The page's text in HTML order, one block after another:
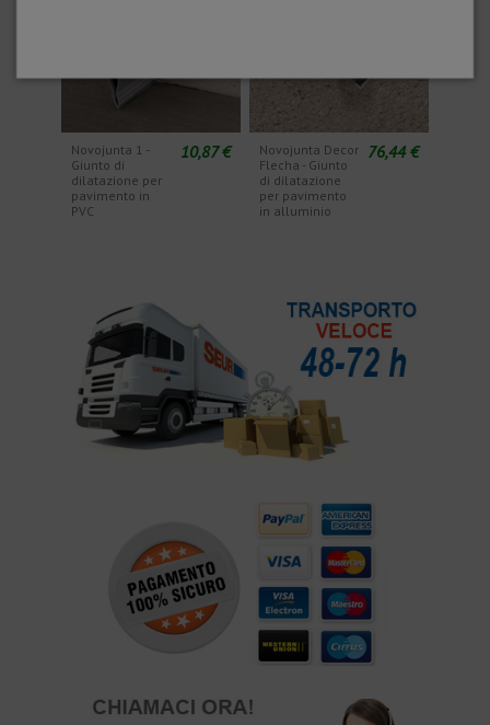
Novojunta 1 -
Giunto di
dilatazione per
pavimento in
PVC
10,87 €
Novojunta Decor
Flecha - Giunto
di dilatazione
per pavimento
in alluminio
76,44 €